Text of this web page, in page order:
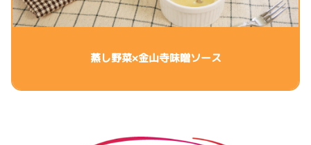
蒸し野菜×金山寺味噌ソース